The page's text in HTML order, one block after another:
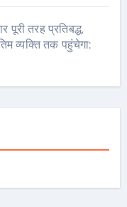
तरह प्रतिबद्ध,
व्यक्ति तक पहुंचेगा: